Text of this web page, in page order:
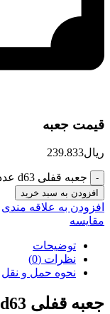
قیمت جعبه
ریال239.833
جعبه قفلی d63 عدد
افزودن به سبد خرید
افزودن به علاقه مندی
مقایسه
توضیحات
نظرات (0)
نحوه حمل و نقل